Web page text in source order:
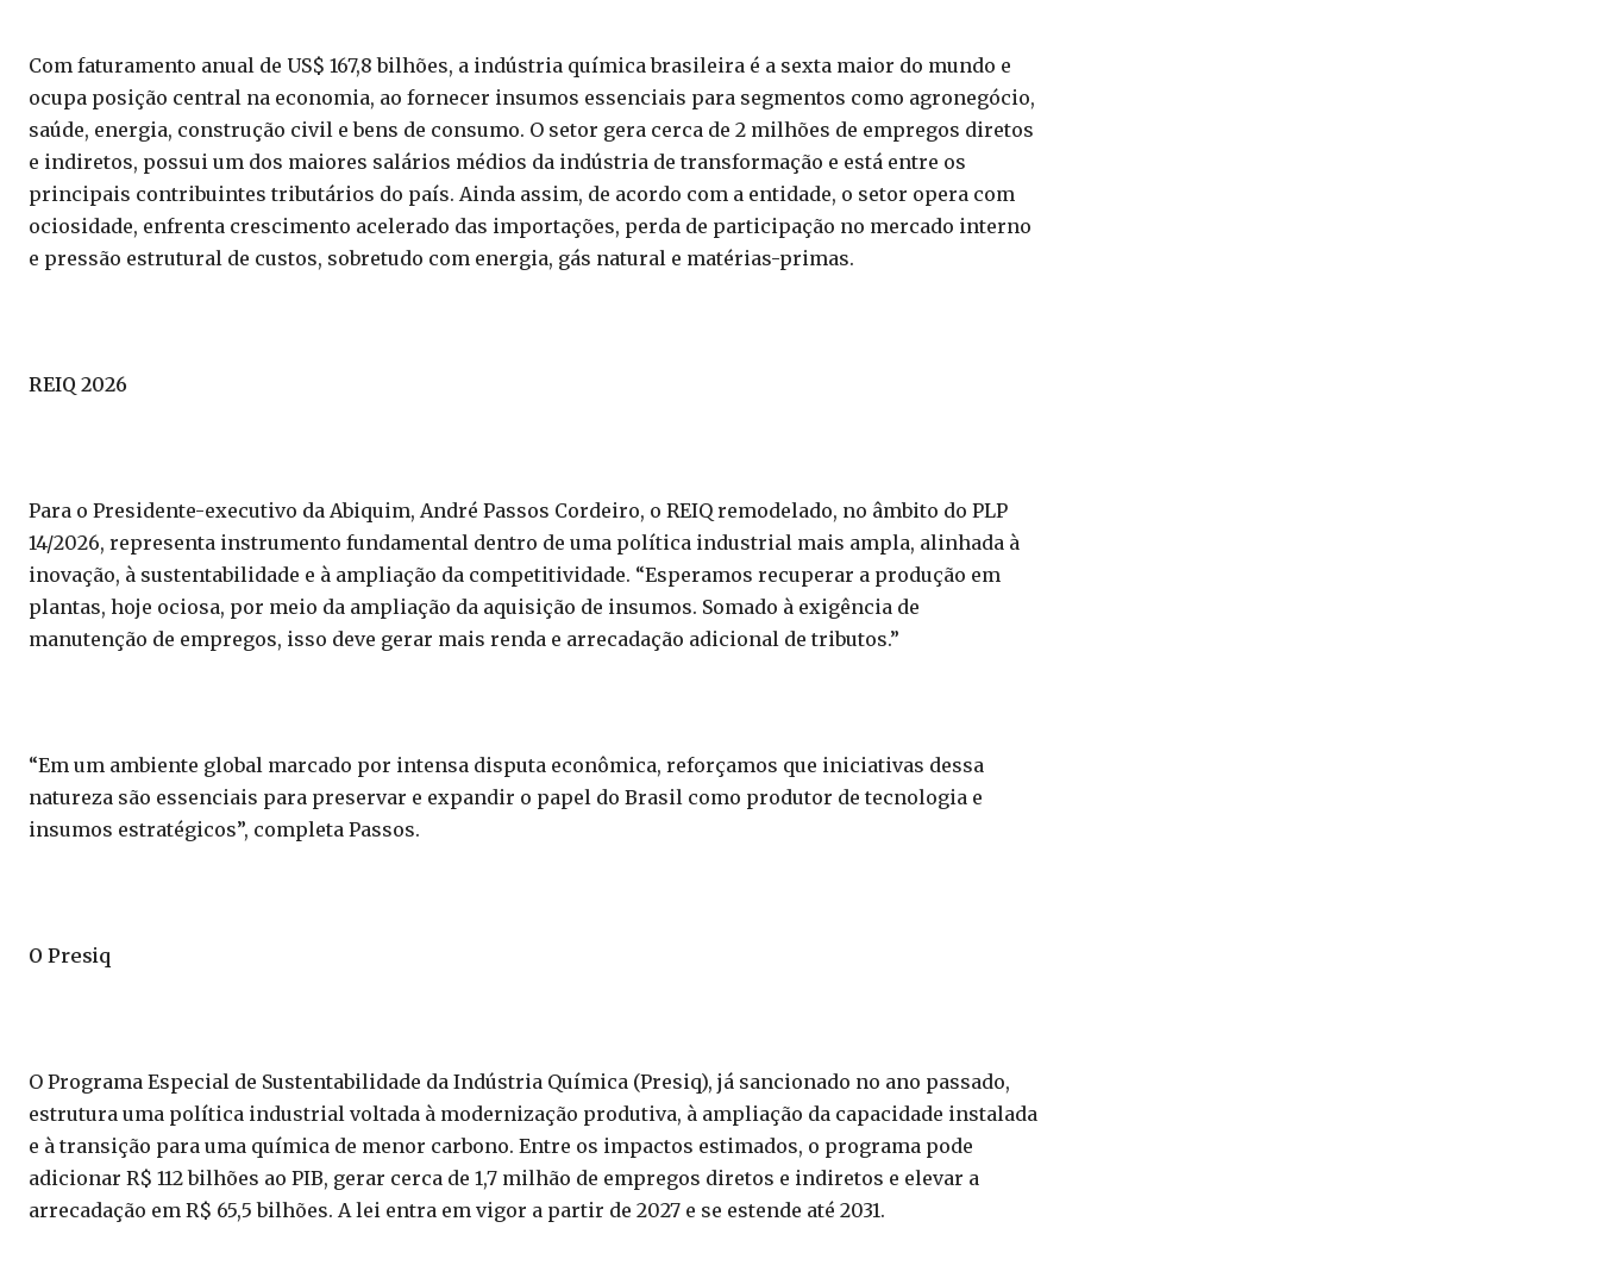
Com faturamento anual de US$ 167,8 bilhões, a indústria química brasileira é a sexta maior do mundo e
ocupa posição central na economia, ao fornecer insumos essenciais para segmentos como agronegócio,
saúde, energia, construção civil e bens de consumo. O setor gera cerca de 2 milhões de empregos diretos
e indiretos, possui um dos maiores salários médios da indústria de transformação e está entre os
principais contribuintes tributários do país. Ainda assim, de acordo com a entidade, o setor opera com
ociosidade, enfrenta crescimento acelerado das importações, perda de participação no mercado interno
e pressão estrutural de custos, sobretudo com energia, gás natural e matérias-primas.
REIQ 2026
Para o Presidente-executivo da Abiquim, André Passos Cordeiro, o REIQ remodelado, no âmbito do PLP
14/2026, representa instrumento fundamental dentro de uma política industrial mais ampla, alinhada à
inovação, à sustentabilidade e à ampliação da competitividade. “Esperamos recuperar a produção em
plantas, hoje ociosa, por meio da ampliação da aquisição de insumos. Somado à exigência de
manutenção de empregos, isso deve gerar mais renda e arrecadação adicional de tributos.”
“Em um ambiente global marcado por intensa disputa econômica, reforçamos que iniciativas dessa
natureza são essenciais para preservar e expandir o papel do Brasil como produtor de tecnologia e
insumos estratégicos”, completa Passos.
O Presiq
O Programa Especial de Sustentabilidade da Indústria Química (Presiq), já sancionado no ano passado,
estrutura uma política industrial voltada à modernização produtiva, à ampliação da capacidade instalada
e à transição para uma química de menor carbono. Entre os impactos estimados, o programa pode
adicionar R$ 112 bilhões ao PIB, gerar cerca de 1,7 milhão de empregos diretos e indiretos e elevar a
arrecadação em R$ 65,5 bilhões. A lei entra em vigor a partir de 2027 e se estende até 2031.